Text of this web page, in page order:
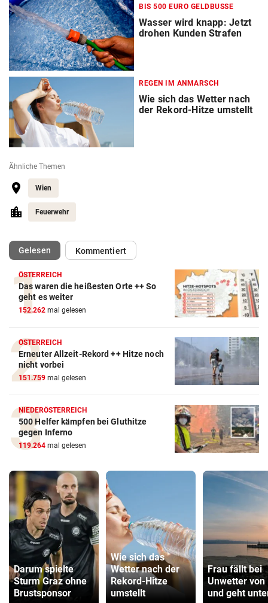
BIS 500 EURO GELDBUSSE
Wasser wird knapp: Jetzt
drohen Kunden Strafen
REGEN IM ANMARSCH
Wie sich das Wetter nach
der Rekord-Hitze umstellt
Ähnliche Themen
Wien
Feuerwehr
Gelesen(ausgewählt)Kommentiert
ÖSTERREICH
Das waren die heißesten Orte ++ So
geht es weiter
152.262 mal gelesen
ÖSTERREICH
Erneuter Allzeit-Rekord ++ Hitze noch
nicht vorbei
151.759 mal gelesen
NIEDERÖSTERREICH
500 Helfer kämpfen bei Gluthitze
gegen Inferno
119.264 mal gelesen
Darum spielte
Sturm Graz ohne
Brustsponsor
Wie sich das
Wetter nach der
Rekord-Hitze
umstellt
Frau fällt bei
Unwetter von
und geht